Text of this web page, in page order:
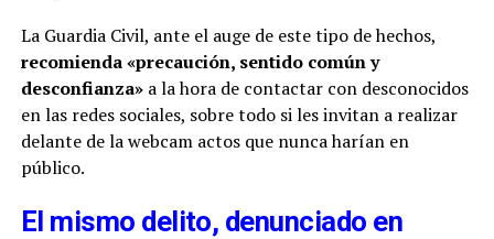
La Guardia Civil, ante el auge de este tipo de hechos,
recomienda «precaución, sentido común y
desconfianza»a la hora de contactar con desconocidos
en las redes sociales, sobre todo si les invitan a realizar
delante de la webcam actos que nunca harían en
público.
El mismo delito, denunciado en